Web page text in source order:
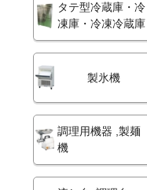
タテ型冷蔵庫・冷
凍庫・冷凍冷蔵庫
製氷機
調理用機器 ,製麺
機